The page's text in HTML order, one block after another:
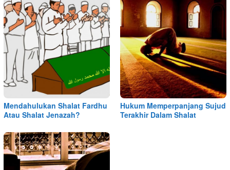
Mendahulukan Shalat Fardhu
Atau Shalat Jenazah?
Hukum Memperpanjang Sujud
Terakhir Dalam Shalat